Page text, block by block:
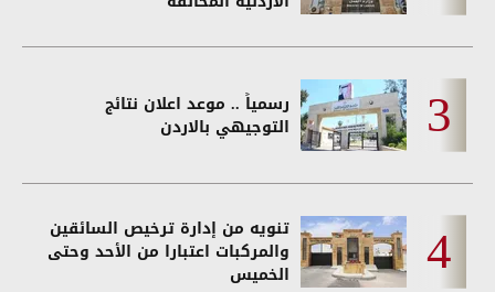
رسمياً .. موعد اعلان نتائج
التوجيهي بالاردن
تنويه من إدارة ترخيص السائقين
والمركبات اعتبارا من الأحد وحتى
الخميس